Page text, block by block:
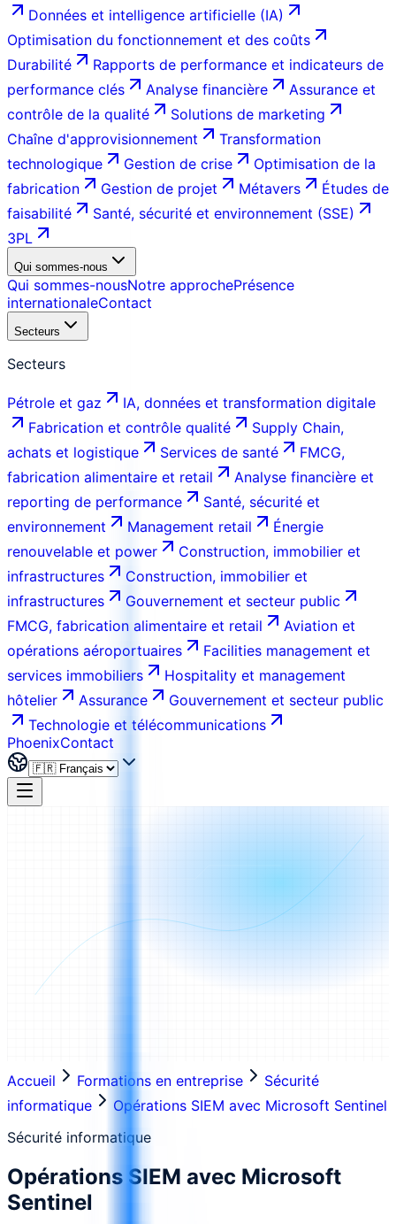
Données et intelligence artificielle (IA)
Optimisation du fonctionnement et des coûts
Durabilité
Rapports de performance et indicateurs de
performance clés
Analyse financière
Assurance et
contrôle de la qualité
Solutions de marketing
Chaîne d'approvisionnement
Transformation
technologique
Gestion de crise
Optimisation de la
fabrication
Gestion de projet Métavers
Études de
faisabilité
Santé, sécurité et environnement (SSE)
3PL
Qui sommes-nous
Qui sommes-nousNotre approchePrésence
internationaleContact
Secteurs
Secteurs
Pétrole et gaz
IA, données et transformation digitale
Fabrication et contrôle qualité
Supply Chain,
achats et logistique
Services de santé
FMCG,
fabrication alimentaire et retail
Analyse financière et
reporting de performance
Santé, sécurité et
environnement
Management retail
Énergie
renouvelable et power
Construction, immobilier et
infrastructures
Construction, immobilier et
infrastructures
Gouvernement et secteur public
FMCG, fabrication alimentaire et retail
Aviation et
opérations aéroportuaires
Facilities management et
services immobiliers
Hospitality et management
hôtelier
Assurance
Gouvernement et secteur public
Technologie et télécommunications
PhoenixContact
Accueil Formations en entreprise
Sécurité
informatique
Opérations SIEM avec Microsoft Sentinel
Sécurité informatique
Opérations SIEM avec Microsoft
Sentinel